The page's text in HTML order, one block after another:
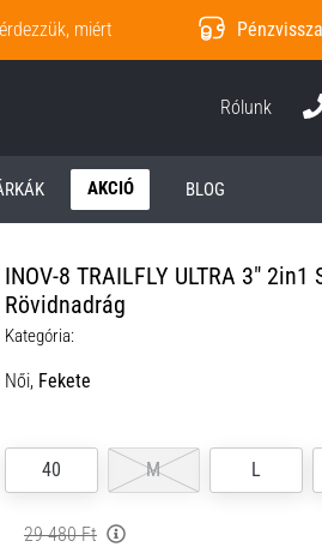
miért
Rólunk
AKCIÓ BLOG
INOV-8 TRAILFLY ULTRA 3" 2in1
Rövidnadrág
Kategória:
Női, Fekete
40 M L
29 480 Ft